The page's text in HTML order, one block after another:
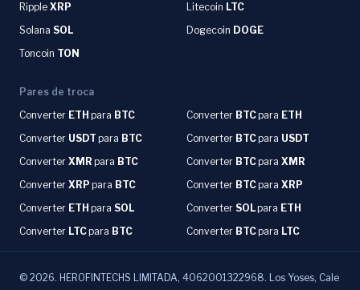
Ripple XRP Litecoin LTC
Solana SOL Dogecoin DOGE
Toncoin TON
Pares de troca
Converter ETH para BTC Converter BTCpara ETH
Converter USDT para BTC Converter BTCpara USDT
Converter XMR para BTC Converter BTCpara XMR
Converter XRP para BTC Converter BTCpara XRP
Converter ETH para SOL Converter SOLpara ETH
Converter LTCpara BTC Converter BTCpara LTC
© 2026. HEROFINTECHS LIMITADA, 4062001322968. Los Yoses, Cale